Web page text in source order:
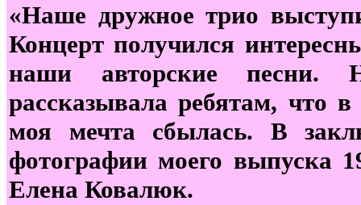
«Наше дружное трио
Концерт получился
наши авторские песни.
рассказывала ребятам, что в
моя мечта сбылась. В
фотографии моего выпуска
Елена Ковалюк.